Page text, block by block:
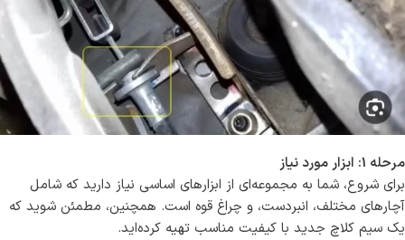
مرحله 1: ابزار مورد نیاز
برای شروع، شما به مجموعه‌ای از ابزارهای اساسی نیاز دارید که شامل
آچارهای مختلف، انبردست، و چراغ قوه است. همچنین، مطمئن شوید که
یک سیم کلاچ جدید با کیفیت مناسب تهیه کرده‌اید.